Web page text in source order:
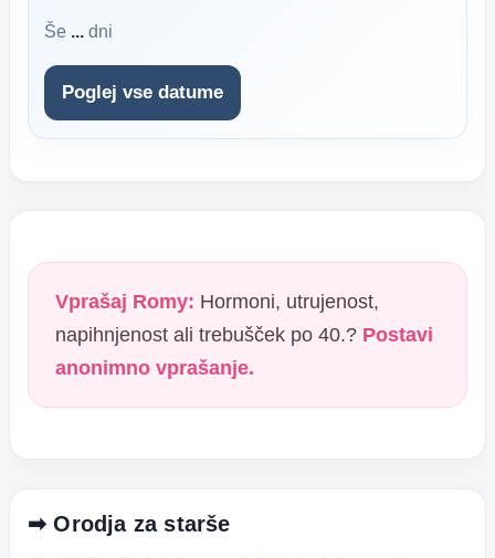
Še ... dni
Poglej vse datume
Vprašaj Romy: Hormoni, utrujenost,
napihnjenost ali trebušček po 40.? Postavi
anonimno vprašanje.
➡ Orodja za starše